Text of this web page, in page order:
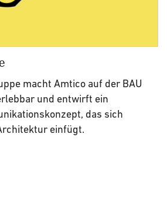
macht Amtico auf der BAU
und entwirft ein
das sich
Architektur einfügt.